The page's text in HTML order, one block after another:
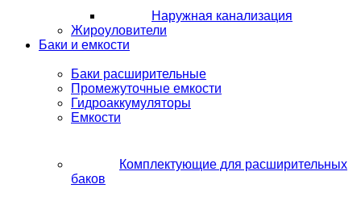
Наружная канализация
Жироуловители
Баки и емкости
Баки расширительные
Промежуточные емкости
Гидроаккумуляторы
Емкости
Комплектующие для расширительных
баков